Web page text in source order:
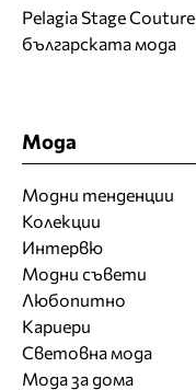
Pelagia Stage
българската мода
Мода
Модни тенденции
Колекции
Интервю
Модни съвети
Любопитно
Кариери
Световна мода
Мода за дома